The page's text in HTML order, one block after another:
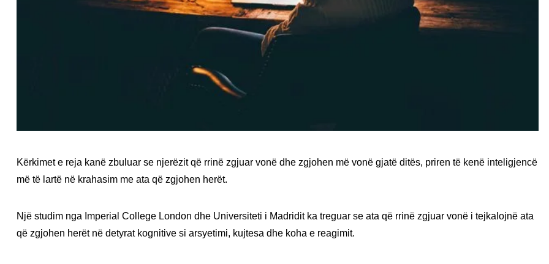
Kërkimet e reja kanë zbuluar se njerëzit që rrinë zgjuar vonë dhe zgjohen më vonë gjatë ditës, priren të kenë inteligjencë
më të lartë në krahasim me ata që zgjohen herët.
Një studim nga Imperial College London dhe Universiteti i Madridit ka treguar se ata që rrinë zgjuar vonë i tejkalojnë ata
që zgjohen herët në detyrat kognitive si arsyetimi, kujtesa dhe koha e reagimit.